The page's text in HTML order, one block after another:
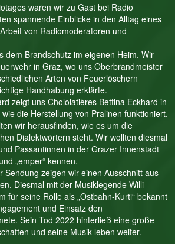
waren wir zu Gast bei Radio
spannende Einblicke in den Alltag eines
von Radiomoderatoren und -
dem Brandschutz im eigenen Heim. Wir
in Graz, wo uns Oberbrandmeister
Arten von Feuerlöschern
Handhabung erklärte.
zeigt uns Chololatières Bettina Eckhard in
die Herstellung von Pralinen funktioniert.
wir herausfinden, wie es um die
Dialektwörtern steht. Wir wollten diesmal
Passantinnen in der Grazer Innenstadt
„emper“ kennen.
Sendung zeigen wir einen Ausschnitt aus
Diesmal mit der Musiklegende Willi
für seine Rolle als „Ostbahn-Kurti“ bekannt
und Einsatz den
Sein Tod 2022 hinterließ eine große
und seine Musik leben weiter.